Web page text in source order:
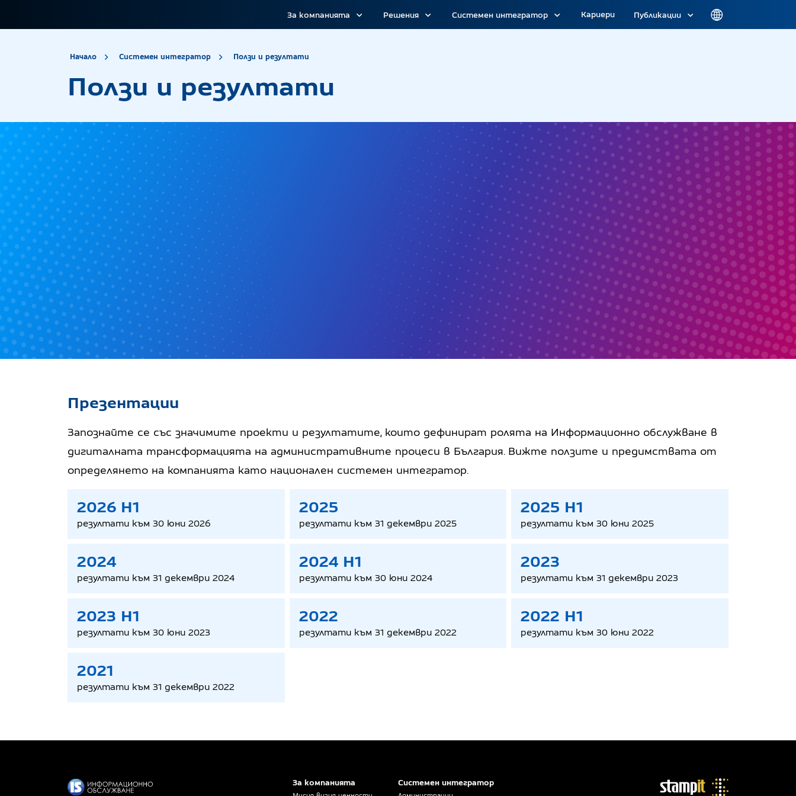
За компанията Решения Системен интегратор Кариери Публикации
Начало Системен интегратор Ползи и резултати
Ползи и резултати
Презентации
Запознайте се със значимите проекти и резултатите, които дефинират ролята на Информационно обслужване в
дигиталната трансформацията на административните процеси в България. Вижте ползите и предимствата от
определянето на компанията като национален системен интегратор.
2026 H1
резултати към 30 юни 2026
2025
резултати към 31 декември 2025
2025 H1
резултати към 30 юни 2025
2024
резултати към 31 декември 2024
2024 H1
резултати към 30 юни 2024
2023
резултати към 31 декември 2023
2023 H1
резултати към 30 юни 2023
2022
резултати към 31 декември 2022
2022 H1
резултати към 30 юни 2022
2021
резултати към 31 декември 2022
За компанията Системен интегратор